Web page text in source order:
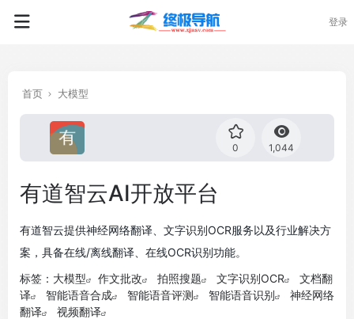
登录
首页 大模型
0 1,044
有道智云AI开放平台
有道智云提供神经网络翻译、文字识别OCR服务以及行业解决方
案，具备在线/离线翻译、在线OCR识别功能。
标签： 大模型 作文批改 拍照搜题 文字识别OCR
文档翻
译
智能语音合成 智能语音评测 智能语音识别
神经网络
翻译
视频翻译